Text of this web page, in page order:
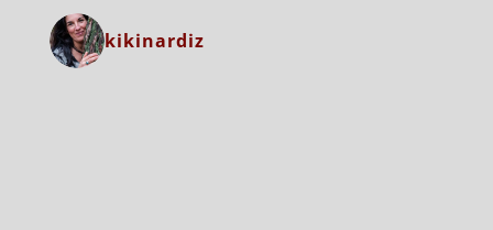
kikinardiz